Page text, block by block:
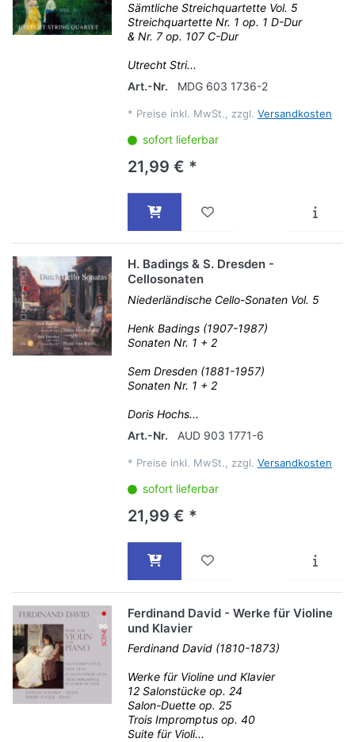
Sämtliche Streichquartette Vol. 5
Streichquartette Nr. 1 op. 1 D-Dur
& Nr. 7 op. 107 C-Dur
Utrecht Stri...
Art.-Nr.
MDG 603 1736-2
* Preise inkl. MwSt., zzgl. Versandkosten
sofort lieferbar
21,99 € *
H. Badings & S. Dresden -
Cellosonaten
Niederländische Cello-Sonaten Vol. 5
Henk Badings (1907-1987)
Sonaten Nr. 1 + 2
Sem Dresden (1881-1957)
Sonaten Nr. 1 + 2
Doris Hochs...
Art.-Nr.
AUD 903 1771-6
* Preise inkl. MwSt., zzgl. Versandkosten
sofort lieferbar
21,99 € *
Ferdinand David - Werke für Violine
und Klavier
Ferdinand David (1810-1873)
Werke für Violine und Klavier
12 Salonstücke op. 24
Salon-Duette op. 25
Trois Impromptus op. 40
Suite für Violi...